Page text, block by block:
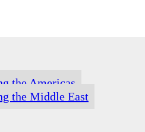
the Americas
the Middle East